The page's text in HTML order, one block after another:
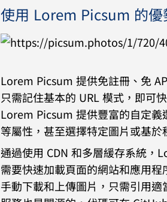
使用 Lorem Picsum 的優
Lorem Picsum 提供免註冊、免
只需記住基本的 URL 模式，即可
Lorem Picsum 提供豐富的自定義
等屬性，甚至選擇特定圖片或基
通過使用 CDN 和多層緩存系統，
需要快速加載頁面的網站和應用
手動下載和上傳圖片，只需引用